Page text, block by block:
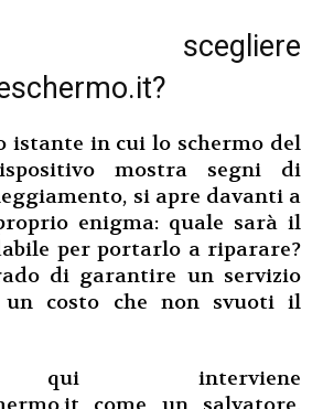
scegliere
istante in cui lo schermo del
mostra segni di
si apre davanti a
enigma: quale sarà il
per portarlo a riparare?
di garantire un servizio
un costo che non svuoti il
qui interviene